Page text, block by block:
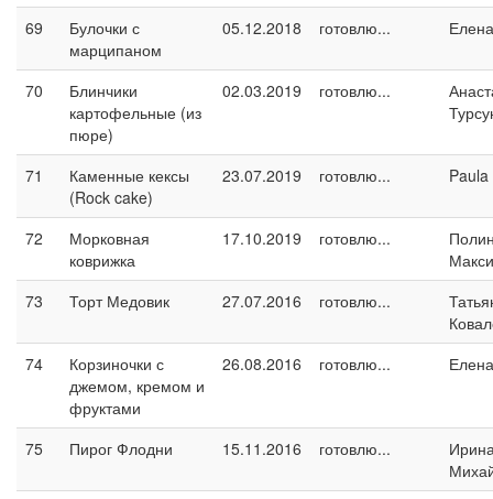
69
Булочки с
марципаном
05.12.2018 готовлю...
70
Блинчики
картофельные (из
пюре)
02.03.2019 готовлю...
71
Каменные кексы
(Rock cake)
23.07.2019 готовлю... Paula
72
Морковная
коврижка
17.10.2019 готовлю...
73
Торт Медовик 27.07.2016 готовлю...
74
Корзиночки с
джемом, кремом и
фруктами
26.08.2016 готовлю... Елена
75 Пирог Флодни 15.11.2016 готовлю...